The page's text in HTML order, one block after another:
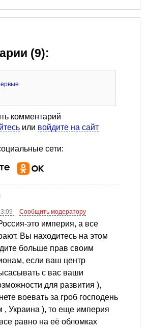
(9):
комментарий
или войдите на сайт
сети:
Сообщить модератору
это империя, а все
Вы находитесь на этом
больше прав своим
если ваш центр
с вас ваши
для развития ),
воевать за гроб господень
Украина ), то еще империя
равно на её обломках